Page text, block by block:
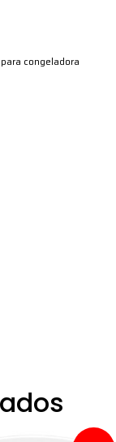
congeladora